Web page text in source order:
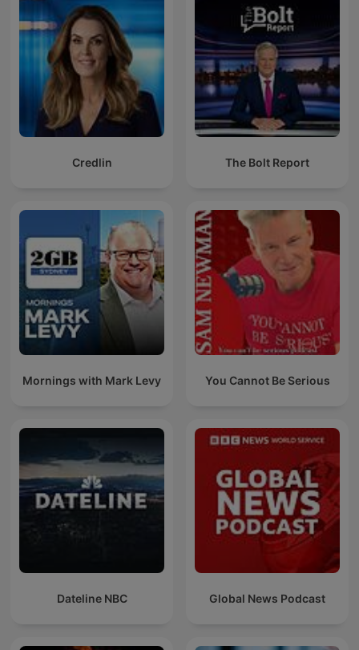
Credlin The Bolt Report
Mornings with Mark Levy You Cannot Be Serious
Dateline NBC Global News Podcast